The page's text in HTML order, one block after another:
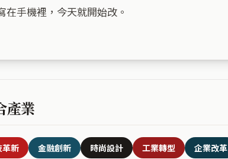
在手機裡，今天就開始改。
產業
革新 金融創新 時尚設計 工業轉型 企業改革